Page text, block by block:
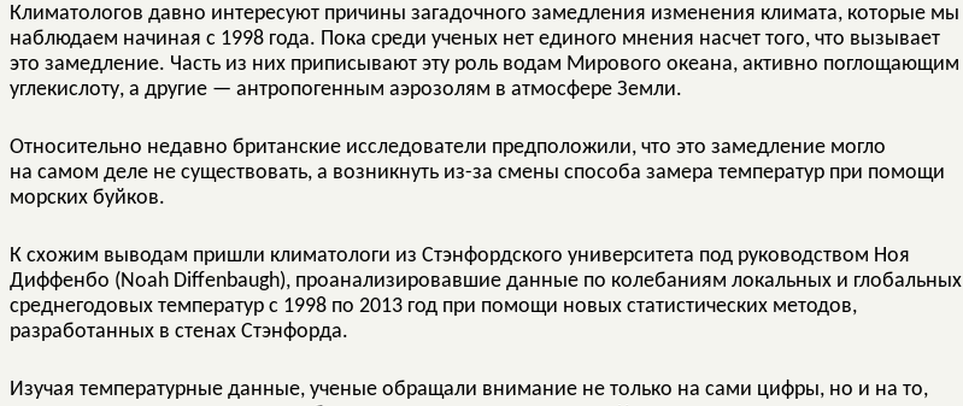
Климатологов давно интересуют причины загадочного замедления изменения климата, которые мы
наблюдаем начиная с 1998 года. Пока среди ученых нет единого мнения насчет того, что вызывает
это замедление. Часть из них приписывают эту роль водам Мирового океана, активно поглощающим
углекислоту, а другие — антропогенным аэрозолям в атмосфере Земли.
Относительно недавно британские исследователи предположили, что это замедление могло
на самом деле не существовать, а возникнуть из-за смены способа замера температур при помощи
морских буйков.
К схожим выводам пришли климатологи из Стэнфордского университета под руководством Ноя
Диффенбо (Noah Diffenbaugh), проанализировавшие данные по колебаниям локальных и глобальных
среднегодовых температур с 1998 по 2013 год при помощи новых статистических методов,
разработанных в стенах Стэнфорда.
Изучая температурные данные, ученые обращали внимание не только на сами цифры, но и на то,